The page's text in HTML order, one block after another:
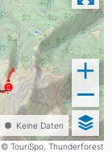
Keine Daten
, © TouriSpo, Thunderforest